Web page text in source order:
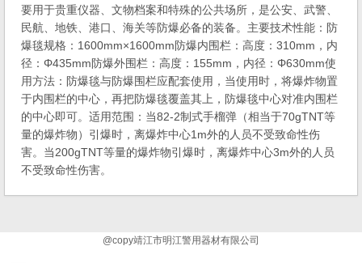
要用于贵重仪器、文物档案和特殊的公共场所，是公安、武警、
民航、地铁、港口、海关等防爆必备的装备。主要技术性能：防
爆毯规格：1600mm×1600mm防爆内围栏：高度：310mm，内
径：Φ435mm防爆外围栏：高度：155mm，内径：Φ630mm使
用方法：防爆毯与防爆围栏应配套使用，当使用时，将爆炸物置
于内围栏的中心，再把防爆毯覆盖其上，防爆毯中心对准内围栏
的中心即可。适用范围：当82-2制式手榴弹（相当于70gTNT等
量的爆炸物）引爆时，离爆炸中心1m外的人员不受致命性伤
害。当200gTNT等量的爆炸物引爆时，离爆炸中心3m外的人员
不受致命性伤害。
@copy靖江市明江警用器材有限公司